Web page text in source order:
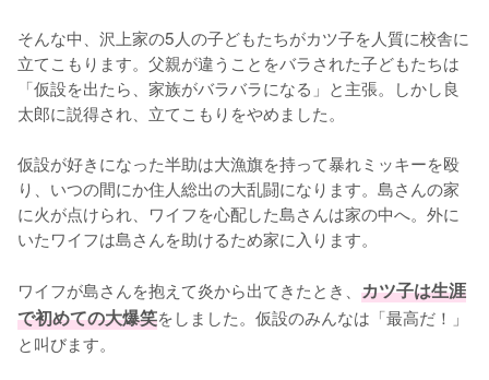
そんな中、沢上家の5人の子どもたちがカツ子を人質に校舎に
立てこもります。父親が違うことをバラされた子どもたちは
「仮設を出たら、家族がバラバラになる」と主張。しかし良
太郎に説得され、立てこもりをやめました。
仮設が好きになった半助は大漁旗を持って暴れミッキーを殴
り、いつの間にか住人総出の大乱闘になります。島さんの家
に火が点けられ、ワイフを心配した島さんは家の中へ。外に
いたワイフは島さんを助けるため家に入ります。
ワイフが島さんを抱えて炎から出てきたとき、 カツ子は生涯
で初めての大爆笑をしました。仮設のみんなは「最高だ！」
と叫びます。